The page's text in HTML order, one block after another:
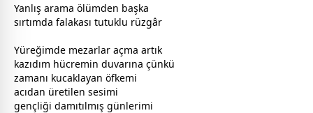
Yanlış arama ölümden başka
sırtımda falakası tutuklu rüzgâr
Yüreğimde mezarlar açma artık
kazıdım hücremin duvarına çünkü
zamanı kucaklayan öfkemi
acıdan üretilen sesimi
gençliği damıtılmış günlerimi